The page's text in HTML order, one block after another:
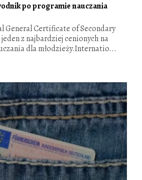
po programie nauczania
General Certificate of Secondary
z najbardziej cenionych na
dla młodzieży.Internatio...